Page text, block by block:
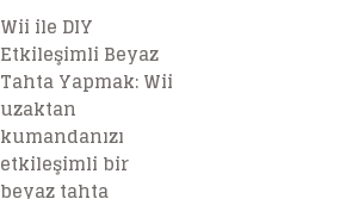
Wii ile DIY
Etkileşimli Beyaz
Tahta Yapmak: Wii
uzaktan
kumandanızı
etkileşimli bir
beyaz tahta